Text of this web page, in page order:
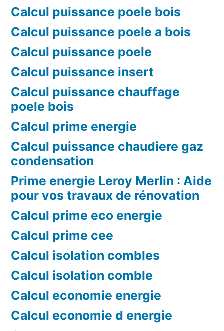
Calcul puissance poele bois
Calcul puissance poele a bois
Calcul puissance poele
Calcul puissance insert
Calcul puissance chauffage
poele bois
Calcul prime energie
Calcul puissance chaudiere gaz
condensation
Prime energie Leroy Merlin : Aide
pour vos travaux de rénovation
Calcul prime eco energie
Calcul prime cee
Calcul isolation combles
Calcul isolation comble
Calcul economie energie
Calcul economie d energie